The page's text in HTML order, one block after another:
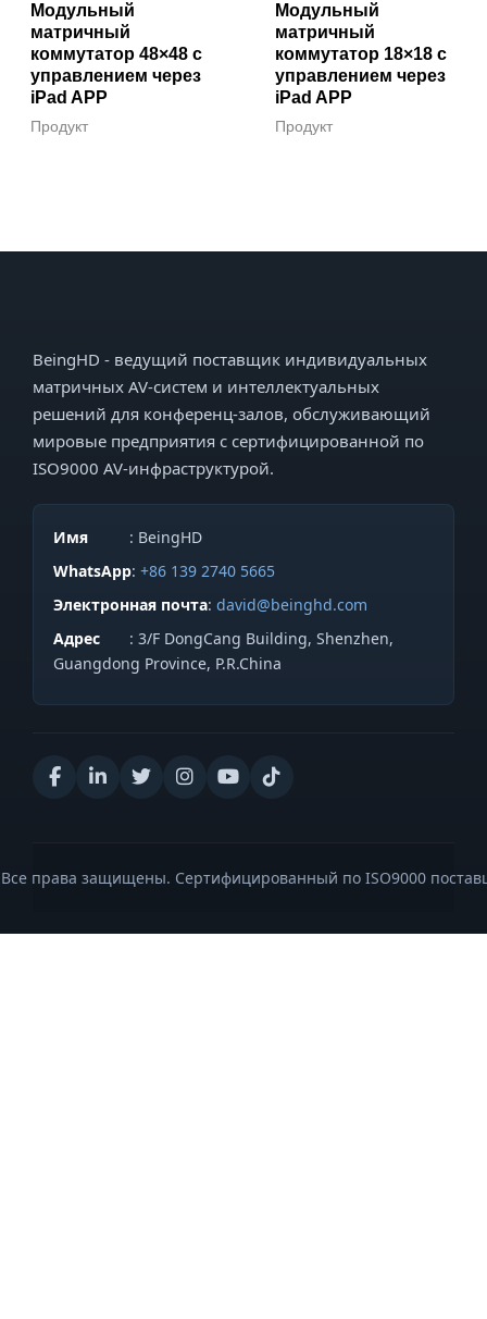
Модульный
матричный
коммутатор 48×48 с
управлением через
iPad APP
Продукт
Модульный
матричный
коммутатор 18×18 с
управлением через
iPad APP
Продукт
BeingHD - ведущий поставщик индивидуальных
матричных AV-систем и интеллектуальных
решений для конференц-залов, обслуживающий
мировые предприятия с сертифицированной по
ISO9000 AV-инфраструктурой.
Имя
: BeingHD
WhatsApp:+86 139 2740 5665
Электронная почта:david@beinghd.com
Адрес
: 3/F DongCang Building, Shenzhen,
Guangdong Province, P.R.China
права защищены. Сертифицированный по ISO9000